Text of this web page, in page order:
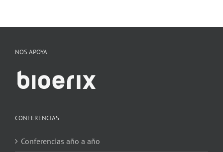
NOS APOYA
CONFERENCIAS
Conferencias año a año